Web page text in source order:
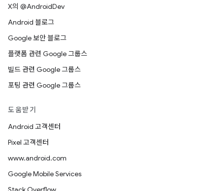
X의 @AndroidDev
Android 블로그
Google 보안 블로그
플랫폼 관련 Google 그룹스
빌드 관련 Google 그룹스
포팅 관련 Google 그룹스
도움받기
Android 고객센터
Pixel 고객센터
www.android.com
Google Mobile Services